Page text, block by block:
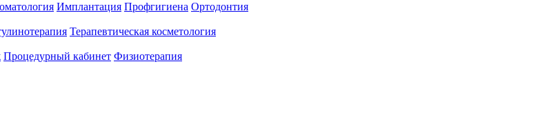
Имплантация Профгигиена Ортодонтия
Терапевтическая косметология
Процедурный кабинет Физиотерапия